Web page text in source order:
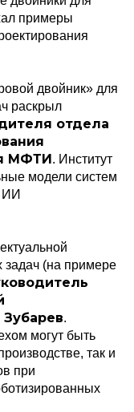
примеры
двойник» для
раскрыл
отдела
МФТИ . Институт
модели систем
ИИ
(на примере
.
могут быть
так и
при